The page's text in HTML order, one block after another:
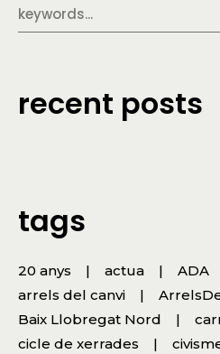
recent posts
tags
20 anys actua ADA
arrels del canvi
Baix Llobregat Nord
cicle de xerrades